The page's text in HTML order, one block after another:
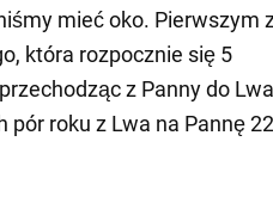
mieć oko. Pierwszym
która rozpocznie się 5
z Panny do
roku z Lwa na Pannę 22